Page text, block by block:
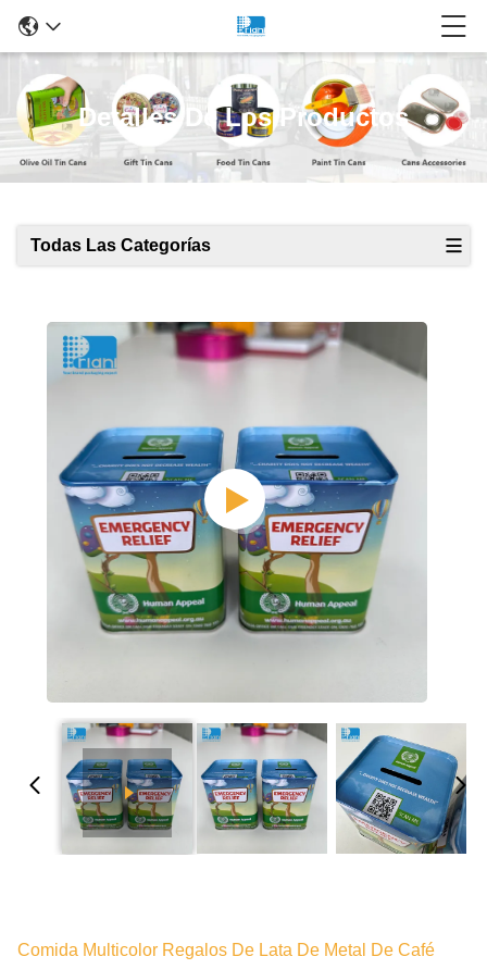
Detalles De Los Productos
Todas Las Categorías
Comida Multicolor Regalos De Lata De Metal De Café